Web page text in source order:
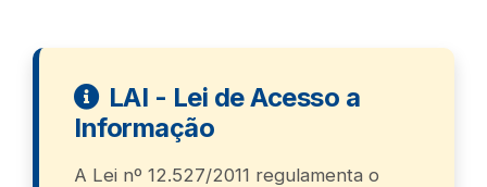
LAI - Lei de Acesso a
Informação
A Lei nº 12.527/2011 regulamenta o